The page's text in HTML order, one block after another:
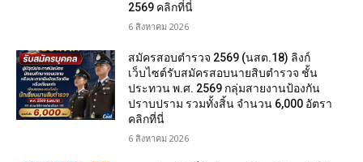
2569 คลิกที่นี่
6 สิงหาคม 2026
สมัครสอบตํารวจ 2569 (นสต.18) ลิงก์
เว็บไซต์รับสมัครสอบนายสิบตำรวจ ชั้น
ประทวน พ.ศ. 2569 กลุ่มสายงานป้องกัน
ปราบปราม รวมทั้งสิ้น จำนวน 6,000 อัตรา
คลิกที่นี่
6 สิงหาคม 2026